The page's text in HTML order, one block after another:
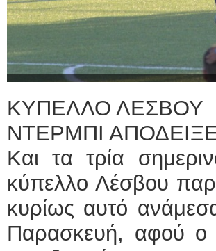
ΚΥΠΕΛΛΟ ΛΕΣΒΟΥ
ΝΤΕΡΜΠΙ
Και τα τρία
κύπελλο Λέσβου
κυρίως αυτό
Παρασκευή, αφού ο